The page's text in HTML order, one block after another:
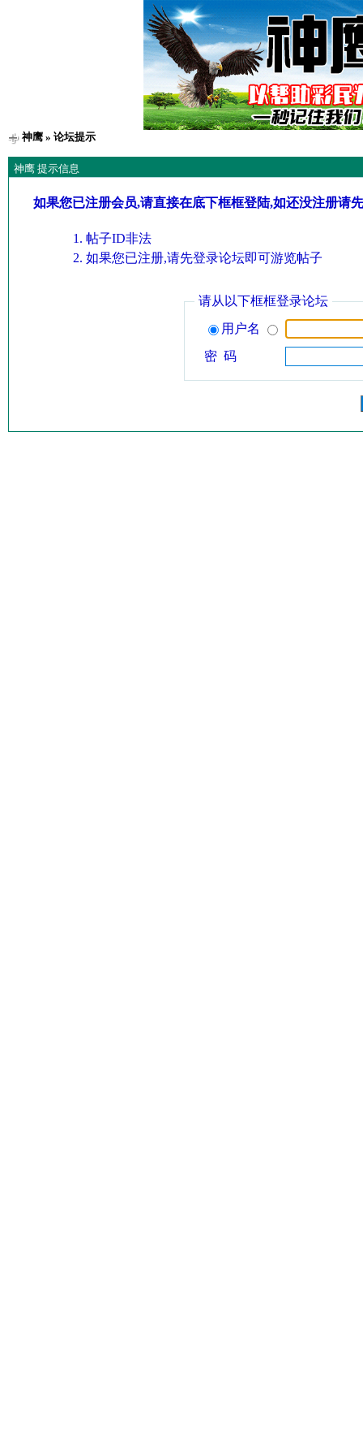
神鹰» 论坛提示
神鹰 提示信息
如果您已注册会员,请直接在底下框框登陆,如还没注册请
帖子ID非法
如果您已注册,请先登录论坛即可游览帖子
请从以下框框登录论坛
用户名
密 码